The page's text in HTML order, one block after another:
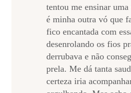
tentou me ensinar
é minha outra vó que
fico encantada com
desenrolando os fios
derrubava e não
prela. Me dá tanta
certeza iria